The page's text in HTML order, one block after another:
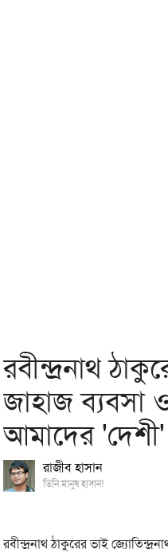
রবীন্দ্রনাথ
জাহাজ ব্যবসা
আমাদের
রাজীব হাসান
তিনি মানুষ হাসান!
রবীন্দ্রনাথ ঠাকুরের ভাই